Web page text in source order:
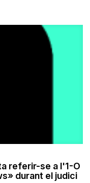
referir-se a l'1-O
durant el judici